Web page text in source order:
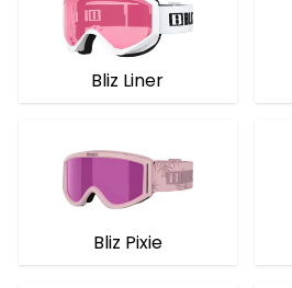
Bliz Liner
Bliz Pixie